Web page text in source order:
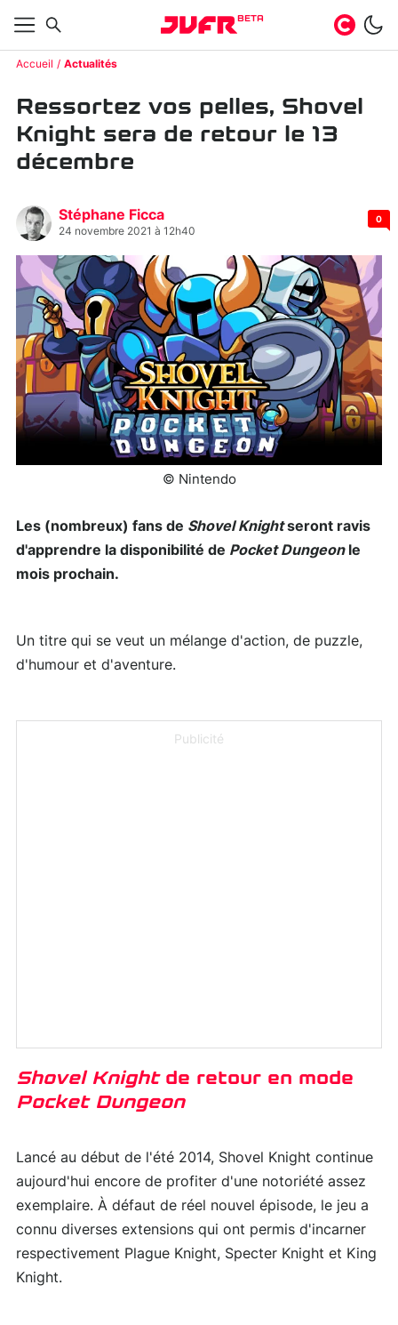
BETA
Accueil Actualités
Ressortez vos pelles, Shovel
Knight sera de retour le 13
décembre
Stéphane Ficca
24 novembre 2021 à 12h40
0
© Nintendo
Les (nombreux) fans de Shovel Knightseront ravis
d'apprendre la disponibilité de Pocket Dungeon le
mois prochain.
Un titre qui se veut un mélange d'action, de puzzle,
d'humour et d'aventure.
Publicité
Shovel Knightde retour en mode
Pocket Dungeon
Lancé au début de l'été 2014, Shovel Knight continue
aujourd'hui encore de profiter d'une notoriété assez
exemplaire. À défaut de réel nouvel épisode, le jeu a
connu diverses extensions qui ont permis d'incarner
respectivement Plague Knight, Specter Knight et King
Knight.